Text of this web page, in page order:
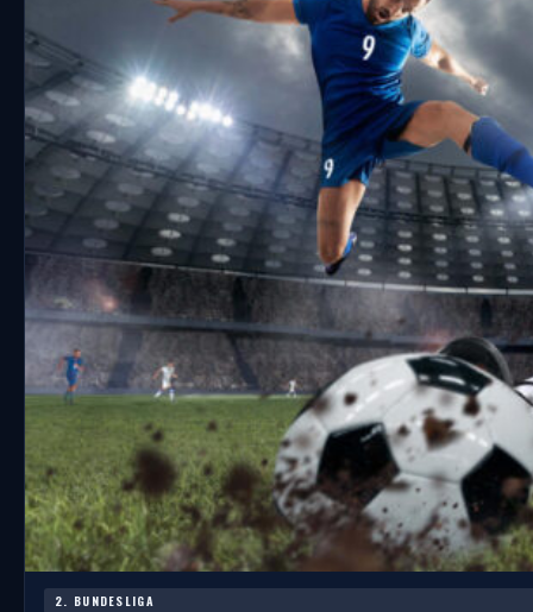
2. BUNDESLIGA